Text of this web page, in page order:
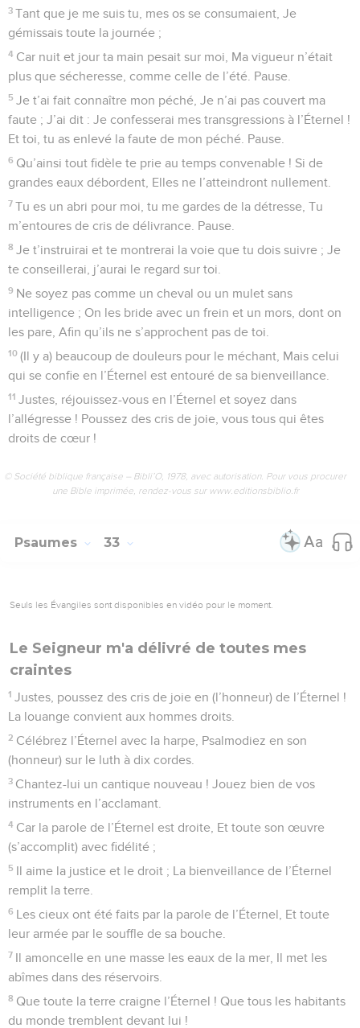
3 Tant que je me suis tu, mes os se consumaient, Je
gémissais toute la journée ;
4 Car nuit et jour ta main pesait sur moi, Ma vigueur n’était
plus que sécheresse, comme celle de l’été. Pause.
5 Je t’ai fait connaître mon péché, Je n’ai pas couvert ma
faute ; J’ai dit : Je confesserai mes transgressions à l’Éternel !
Et toi, tu as enlevé la faute de mon péché. Pause.
6 Qu’ainsi tout fidèle te prie au temps convenable ! Si de
grandes eaux débordent, Elles ne l’atteindront nullement.
7 Tu es un abri pour moi, tu me gardes de la détresse, Tu
m’entoures de cris de délivrance. Pause.
8 Je t’instruirai et te montrerai la voie que tu dois suivre ; Je
te conseillerai, j’aurai le regard sur toi.
9 Ne soyez pas comme un cheval ou un mulet sans
intelligence ; On les bride avec un frein et un mors, dont on
les pare, Afin qu’ils ne s’approchent pas de toi.
10 (Il y a) beaucoup de douleurs pour le méchant, Mais celui
qui se confie en l’Éternel est entouré de sa bienveillance.
11 Justes, réjouissez-vous en l’Éternel et soyez dans
l’allégresse ! Poussez des cris de joie, vous tous qui êtes
droits de cœur !
© Société biblique française – Bibli’O, 1978, avec autorisation. Pour vous procurer
une Bible imprimée, rendez-vous sur www.editionsbiblio.fr
Psaumes 33
Seuls les Évangiles sont disponibles en vidéo pour le moment.
Le Seigneur m'a délivré de toutes mes
craintes
1 Justes, poussez des cris de joie en (l’honneur) de l’Éternel !
La louange convient aux hommes droits.
2 Célébrez l’Éternel avec la harpe, Psalmodiez en son
(honneur) sur le luth à dix cordes.
3 Chantez-lui un cantique nouveau ! Jouez bien de vos
instruments en l’acclamant.
4 Car la parole de l’Éternel est droite, Et toute son œuvre
(s’accomplit) avec fidélité ;
5 Il aime la justice et le droit ; La bienveillance de l’Éternel
remplit la terre.
6 Les cieux ont été faits par la parole de l’Éternel, Et toute
leur armée par le souffle de sa bouche.
7 Il amoncelle en une masse les eaux de la mer, Il met les
abîmes dans des réservoirs.
8 Que toute la terre craigne l’Éternel ! Que tous les habitants
du monde tremblent devant lui !